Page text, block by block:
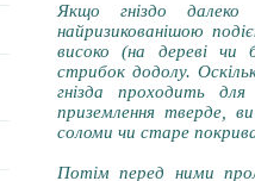
Якщо гніздо
найризикованішою
високо (на дереві чи
стрибок додолу.
гнізда проходить
приземлення тверде,
соломи чи старе
Потім перед ними